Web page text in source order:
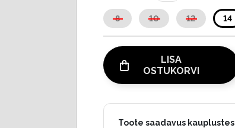
8 10 12 14
LISA
OSTUKORVI
Toote saadavus kauplustes